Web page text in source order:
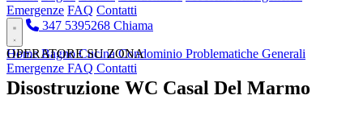
Emergenze FAQ Contatti
347 5395268 Chiama
HomeBagnoCucinaCondominio Problematiche Generali
Emergenze FAQ Contatti
OPERATORE SU ZONA
Disostruzione WC Casal Del Marmo